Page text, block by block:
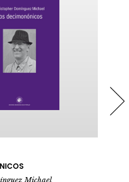
LA SABIDURÍA SIN PROMESA
Vidas y letras del siglo XX